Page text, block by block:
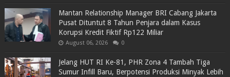
Mantan Relationship Manager BRI Cabang Jakarta
Pusat Dituntut 8 Tahun Penjara dalam Kasus
Korupsi Kredit Fiktif Rp122 Miliar
August 06, 2026 0
Jelang HUT RI Ke-81, PHR Zona 4 Tambah Tiga
Sumur Infill Baru, Berpotensi Produksi Minyak Lebih